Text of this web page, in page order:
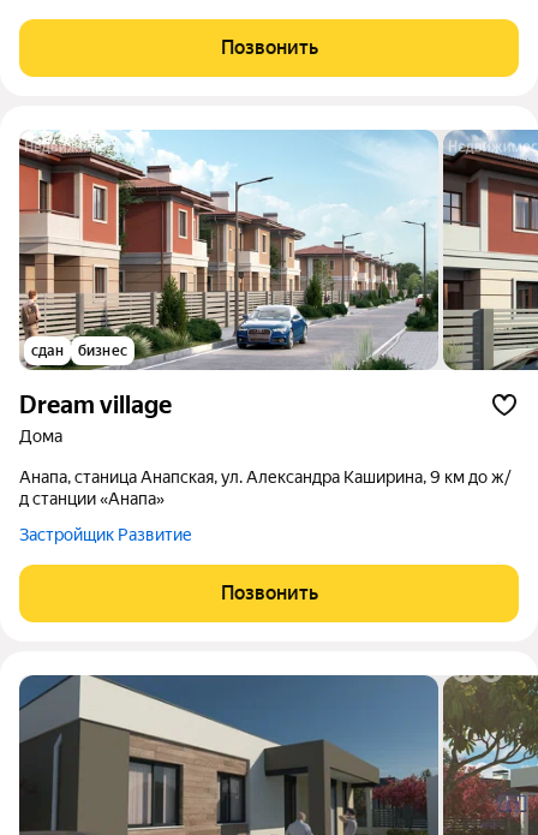
Позвонить
сдан бизнес
Dream village
дома
Анапа, станица Анапская, ул. Александра Каширина, 9 км до ж/
д станции «Анапа»
Застройщик Развитие
Позвонить